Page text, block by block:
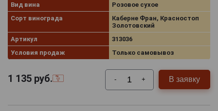
Вид вина
Розовое сухое
Сорт винограда
Каберне Фран, Красностоп
Золотовский
Артикул
313036
Условия продаж
Только самовывоз
1 135 руб. - + В заявку